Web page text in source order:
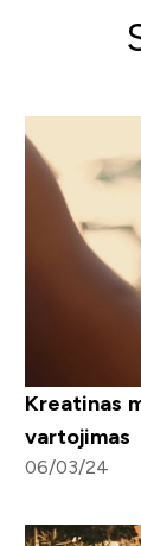
Kreatinas
vartojimas
06/03/24